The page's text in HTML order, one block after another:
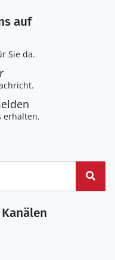
auf
Sie da.
erhalten.